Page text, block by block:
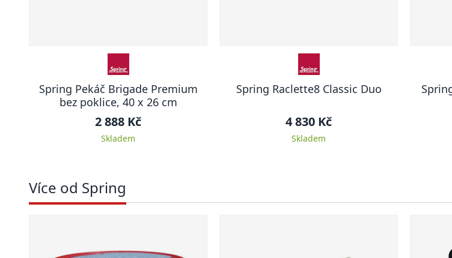
Spring Pekáč Brigade Premium
bez poklice, 40 x 26 cm
2 888 Kč
Skladem
Spring Raclette8 Classic Duo
4 830 Kč
Skladem
Více od Spring